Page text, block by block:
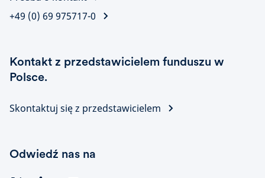
+49 (0) 69 975717-0
Kontakt z przedstawicielem funduszu w
Polsce.
Skontaktuj się z przedstawicielem
Odwiedź nas na